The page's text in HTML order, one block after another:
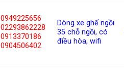
0949225656
02293862228
0913370186
0904506402
Dòng xe ghế ngồi
35 chỗ ngồi, có
điều hòa, wifi